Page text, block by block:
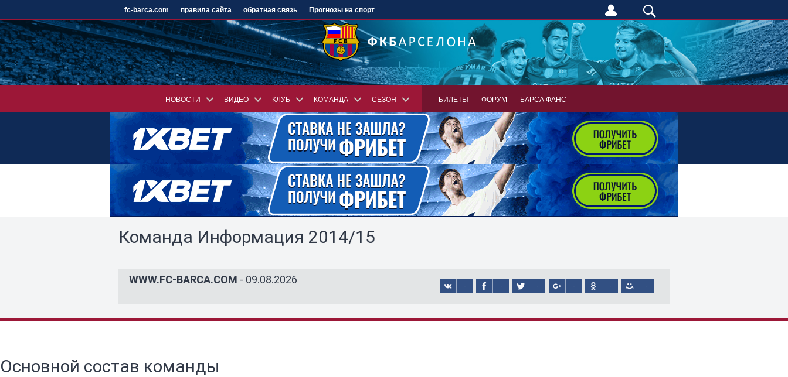
fc-barca.com правила сайта обратная связь Прогнозы на спорт
НОВОСТИ ВИДЕО КЛУБ КОМАНДА СЕЗОН БИЛЕТЫ ФОРУМ БАРСА ФАНС
Команда Информация 2014/15
WWW.FC-BARCA.COM - 09.08.2026
Основной состав команды